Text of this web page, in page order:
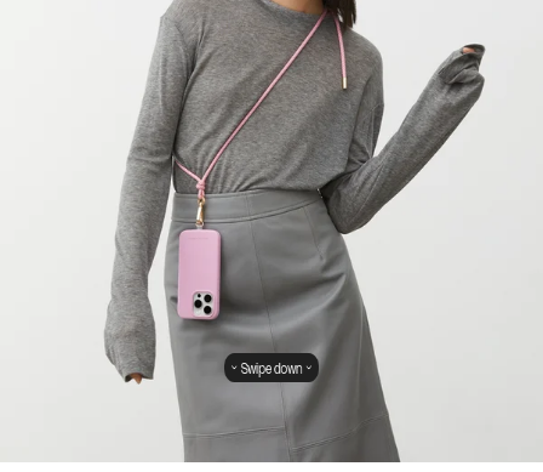
Swipe down